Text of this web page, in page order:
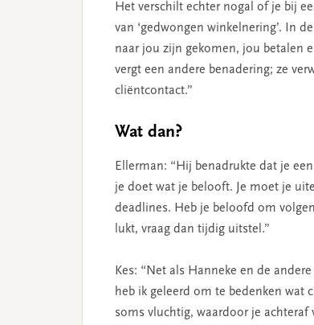
Het verschilt echter nogal of je bij
van ‘gedwongen winkelnering’. In
naar jou zijn gekomen, jou betalen
vergt een andere benadering; ze
cliëntcontact.”
Wat dan?
Ellerman: “Hij benadrukte dat je
je doet wat je belooft. Je moet je
deadlines. Heb je beloofd om
lukt, vraag dan tijdig uitstel.”
Kes: “Net als Hanneke en de
heb ik geleerd om te bedenken wat
soms vluchtig, waardoor je